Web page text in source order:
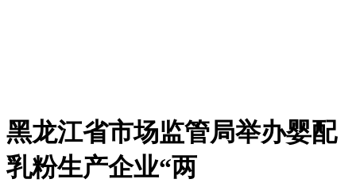
黑龙江省市场监管局举办婴配
乳粉生产企业“两